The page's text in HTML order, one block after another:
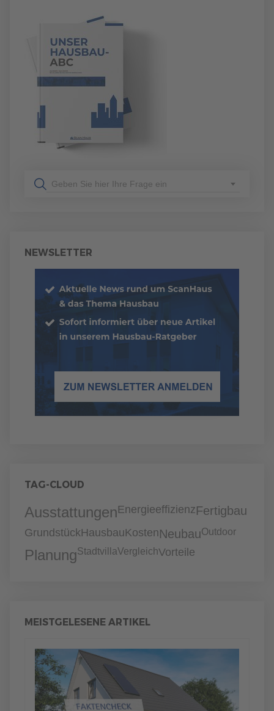
Geben Sie hier Ihre Frage ein
NEWSLETTER
TAG-CLOUD
AusstattungenEnergieeffizienzFertigbau
GrundstückHausbauKostenNeubauOutdoor
PlanungStadtvillaVergleichVorteile
MEISTGELESENE ARTIKEL